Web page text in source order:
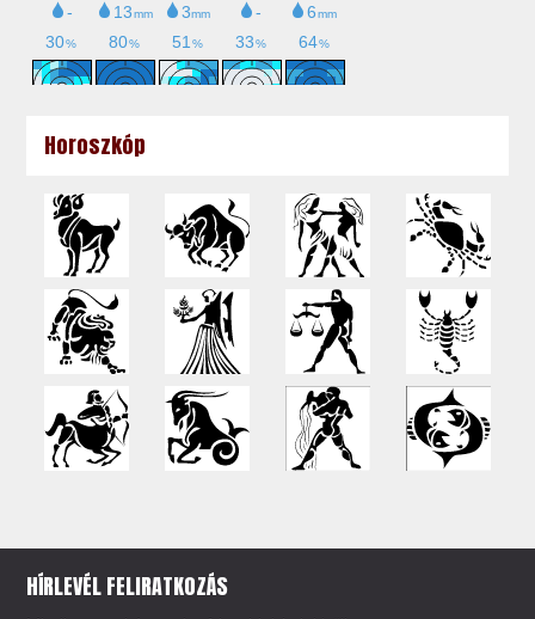
Horoszkóp
HÍRLEVÉL FELIRATKOZÁS